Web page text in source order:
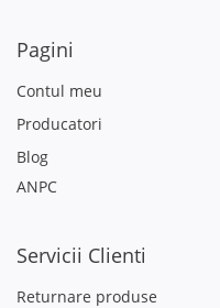
Pagini
Contul meu
Producatori
Blog
ANPC
Servicii Clienti
Returnare produse